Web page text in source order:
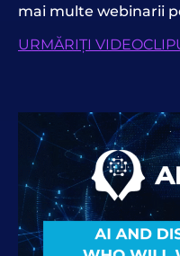
mai multe webinarii
URMĂRIȚI